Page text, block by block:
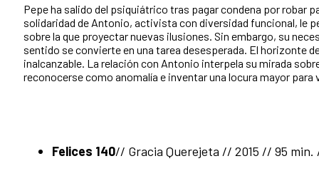
Pepe ha salido del psiquiátrico tras pagar condena por robar
solidaridad de Antonio, activista con diversidad funcional, le
sobre la que proyectar nuevas ilusiones. Sin embargo, su
sentido se convierte en una tarea desesperada. El horizonte
inalcanzable. La relación con Antonio interpela su mirada
reconocerse como anomalía e inventar una locura mayor para
Felices 140// Gracia Querejeta // 2015 // 95 min.